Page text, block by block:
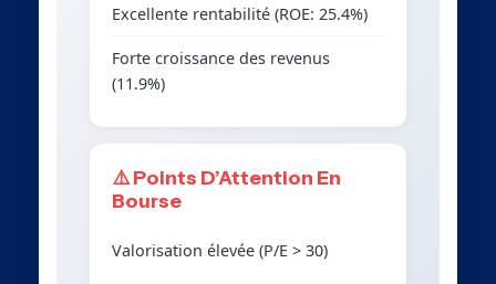
Excellente rentabilité (ROE: 25.4%)
Forte croissance des revenus
(11.9%)
⚠️ Points D’Attention En
Bourse
Valorisation élevée (P/E > 30)